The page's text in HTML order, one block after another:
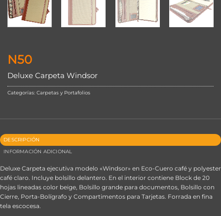
N50
Deluxe Carpeta Windsor
Categorías: Carpetas y Portafolios
DESCRIPCIÓN
INFORMACIÓN ADICIONAL
Deluxe Carpeta ejecutiva modelo «Windsor» en Eco-Cuero café y polyester
café claro. Incluye bolsillo delantero. En el interior contiene Block de 20
hojas lineadas color beige, Bolsillo grande para documentos, Bolsillo con
Cierre, Porta-Bolígrafo y Compartimentos para Tarjetas. Forrada en fina
tela escocesa.